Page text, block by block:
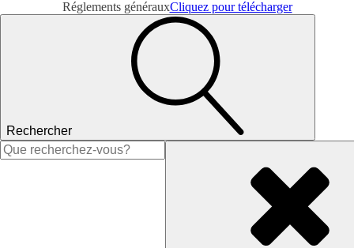
Réglements générauxCliquez pour télécharger
Rechercher
Rechercher :